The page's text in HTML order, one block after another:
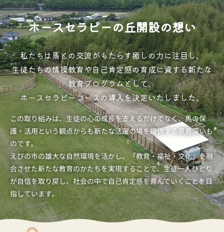
ホースセラピーの丘開設の想い
私たちは馬との交流がもたらす癒しの力に注目し、
生徒たちの情操教育や自己肯定感の育成に資する新たな
教育プログラムとして、
ホースセラピーコースの導入を決定いたしました。
この取り組みは、生徒の心の成長を支えるだけでなく、馬の保
護・活用という観点からも新たな活躍の場を提供する意義深いも
のです。
えびの市の雄大な自然環境を活かし、「教育・福祉・文化」を融
合させた新たな教育のかたちを実現することで、生徒一人ひとり
が自信を取り戻し、社会の中で自己肯定感を育んでいくことを目
指しています。